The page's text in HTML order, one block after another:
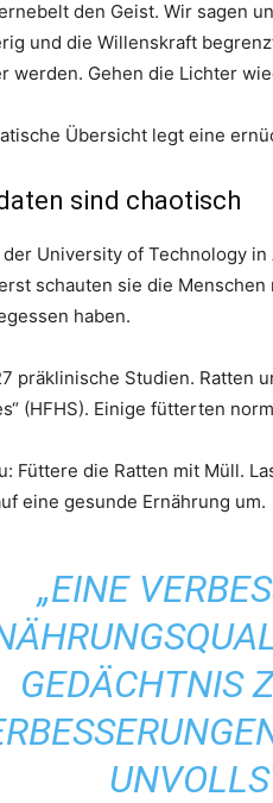
den Geist. Wir sagen
und die Willenskraft
werden. Gehen die Lichter
Übersicht legt eine
sind chaotisch
University of Technology
schauten sie die
haben.
präklinische Studien. Ratten
(HFHS). Einige fütterten
Füttere die Ratten mit Müll.
eine gesunde Ernährung um.
„EINE
GEDÄCHTNIS